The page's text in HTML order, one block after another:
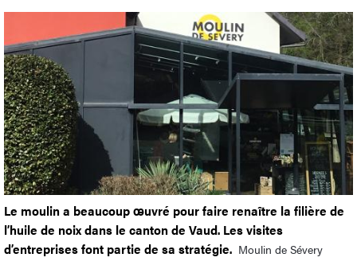
Le moulin a beaucoup œuvré pour faire renaître la filière de
l’huile de noix dans le canton de Vaud. Les visites
d’entreprises font partie de sa stratégie. Moulin de Sévery